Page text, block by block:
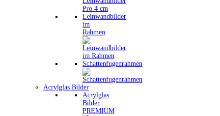
Leinwandbilder
im
Rahmen
Schattenfugenrahmen
Acrylglas Bilder
Acrylglas
Bilder
PREMIUM